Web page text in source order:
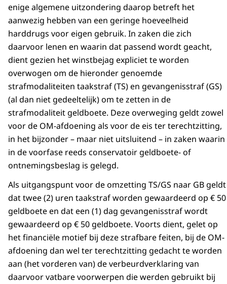
enige algemene uitzondering daarop betreft het
aanwezig hebben van een geringe hoeveelheid
harddrugs voor eigen gebruik. In zaken die zich
daarvoor lenen en waarin dat passend wordt geacht,
dient gezien het winstbejag expliciet te worden
overwogen om de hieronder genoemde
strafmodaliteiten taakstraf (TS) en gevangenisstraf (GS)
(al dan niet gedeeltelijk) om te zetten in de
strafmodaliteit geldboete. Deze overweging geldt zowel
voor de OM-afdoening als voor de eis ter terechtzitting,
in het bijzonder – maar niet uitsluitend – in zaken waarin
in de voorfase reeds conservatoir geldboete- of
ontnemingsbeslag is gelegd.
Als uitgangspunt voor de omzetting TS/GS naar GB geldt
dat twee (2) uren taakstraf worden gewaardeerd op € 50
geldboete en dat een (1) dag gevangenisstraf wordt
gewaardeerd op € 50 geldboete. Voorts dient, gelet op
het financiële motief bij deze strafbare feiten, bij de OM-
afdoening dan wel ter terechtzitting gedacht te worden
aan (het vorderen van) de verbeurdverklaring van
daarvoor vatbare voorwerpen die werden gebruikt bij